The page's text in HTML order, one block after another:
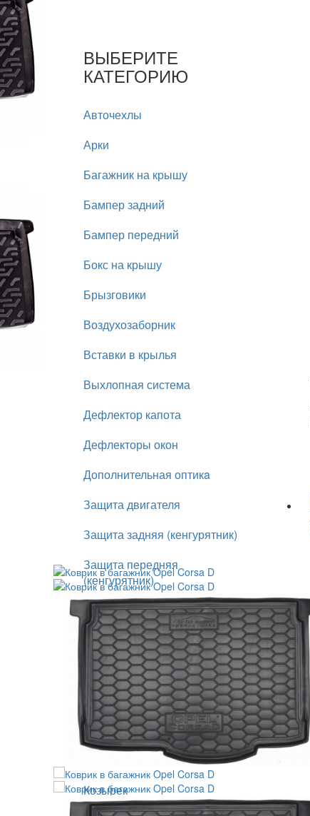
ВЫБЕРИТЕ
КАТЕГОРИЮ
Авточехлы
Арки
Багажник на крышу
Бампер задний
Бампер передний
Бокс на крышу
Брызговики
Воздухозаборник
Вставки в крылья
Выхлопная система
Дефлектор капота
Дефлекторы окон
Дополнительная оптикa
Защита двигателя
Защита задняя (кенгурятник)
Защита передняя
(кенгурятник)
Зеркала
Зимняя накладка на решетку
Капот
Кенгурятники
Коврик в багажник
Коврики в салон
Козырек